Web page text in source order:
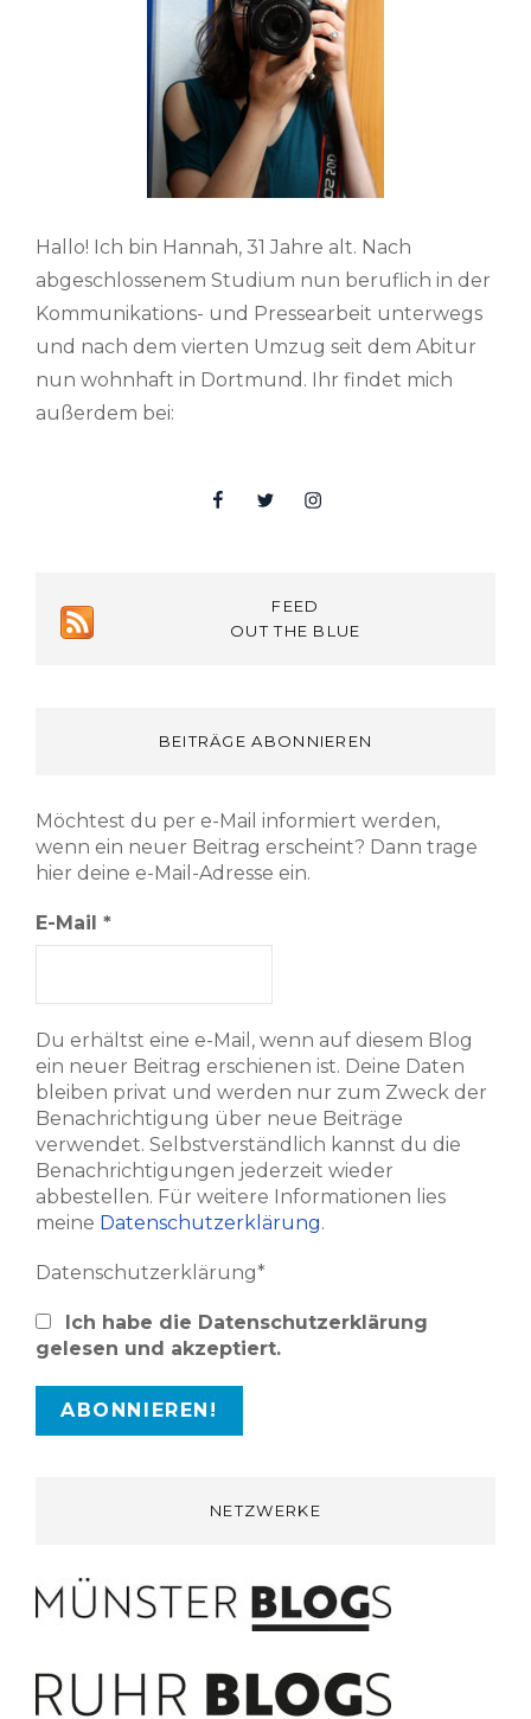
Hallo! Ich bin Hannah, 31 Jahre alt. Nach
abgeschlossenem Studium nun beruflich in der
Kommunikations- und Pressearbeit unterwegs
und nach dem vierten Umzug seit dem Abitur
nun wohnhaft in Dortmund. Ihr findet mich
außerdem bei:
FacebookTwitterInsta
FEED
OUT THE BLUE
BEITRÄGE ABONNIEREN
Möchtest du per e-Mail informiert werden,
wenn ein neuer Beitrag erscheint? Dann trage
hier deine e-Mail-Adresse ein.
E-Mail *
Du erhältst eine e-Mail, wenn auf diesem Blog
ein neuer Beitrag erschienen ist. Deine Daten
bleiben privat und werden nur zum Zweck der
Benachrichtigung über neue Beiträge
verwendet. Selbstverständlich kannst du die
Benachrichtigungen jederzeit wieder
abbestellen. Für weitere Informationen lies
meine Datenschutzerklärung.
Datenschutzerklärung*
Ich habe die Datenschutzerklärung
gelesen und akzeptiert.
NETZWERKE